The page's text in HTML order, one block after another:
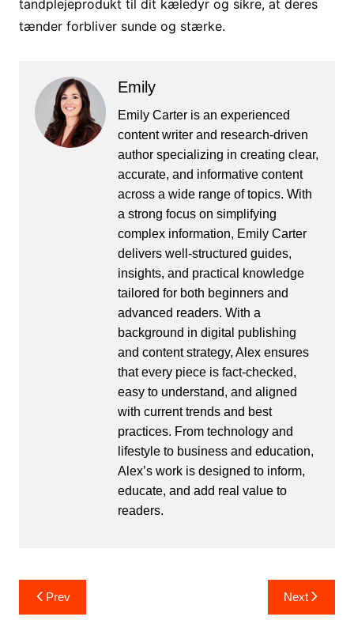
tandplejeprodukt til dit kæledyr og sikre, at deres
tænder forbliver sunde og stærke.
Emily
Emily Carter is an experienced
content writer and research-driven
author specializing in creating clear,
accurate, and informative content
across a wide range of topics. With
a strong focus on simplifying
complex information, Emily Carter
delivers well-structured guides,
insights, and practical knowledge
tailored for both beginners and
advanced readers. With a
background in digital publishing
and content strategy, Alex ensures
that every piece is fact-checked,
easy to understand, and aligned
with current trends and best
practices. From technology and
lifestyle to business and education,
Alex’s work is designed to inform,
educate, and add real value to
readers.
Post
navigation
Prev Next